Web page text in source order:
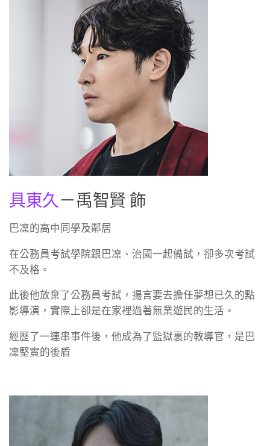
具東久－禹智賢 飾
巴凜的高中同學及鄰居
在公務員考試學院跟巴凜、治國一起備試，卻多次考試
不及格。
此後他放棄了公務員考試，揚言要去擔任夢想已久的點
影導演，實際上卻是在家裡過著無業遊民的生活。
經歷了一連串事件後，他成為了監獄裏的教導官，是巴
凜堅實的後盾